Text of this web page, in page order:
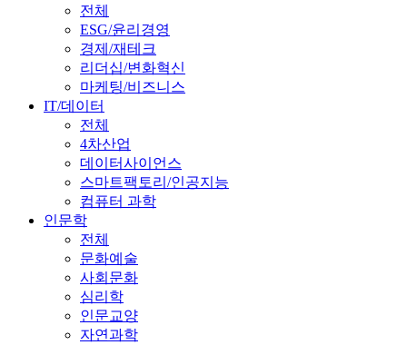
전체
ESG/윤리경영
경제/재테크
리더십/변화혁신
마케팅/비즈니스
IT/데이터
전체
4차산업
데이터사이언스
스마트팩토리/인공지능
컴퓨터 과학
인문학
전체
문화예술
사회문화
심리학
인문교양
자연과학